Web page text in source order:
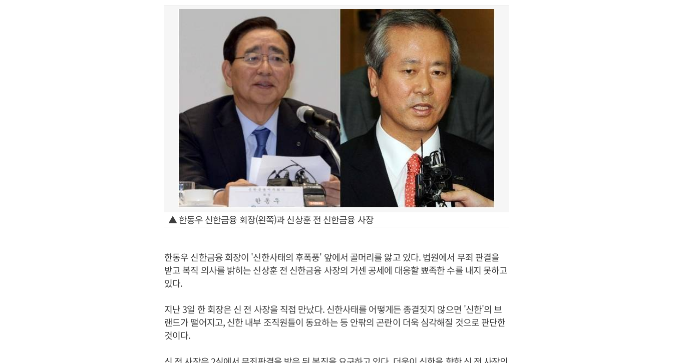
▲ 한동우 신한금융 회장(왼쪽)과 신상훈 전 신한금융 사장
한동우 신한금융 회장이 '신한사태의 후폭풍' 앞에서 골머리를 앓고 있다. 법원에서 무죄 판결을
받고 복직 의사를 밝히는 신상훈 전 신한금융 사장의 거센 공세에 대응할 뾰족한 수를 내지 못하고
있다.
지난 3일 한 회장은 신 전 사장을 직접 만났다. 신한사태를 어떻게든 종결짓지 않으면 '신한'의 브
랜드가 떨어지고, 신한 내부 조직원들이 동요하는 등 안팎의 곤란이 더욱 심각해질 것으로 판단한
것이다.